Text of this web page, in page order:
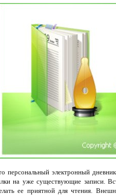
персональный электронный
на уже существующие записи.
ее приятной для чтения.